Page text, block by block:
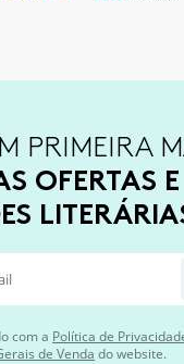
PRIMEIRA
OFERTAS E
com a Política de
de Venda do website.